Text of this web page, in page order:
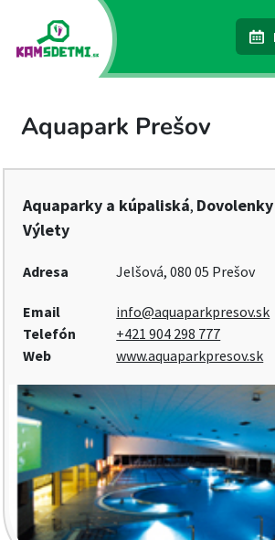
Aquapark Prešov
Aquaparky a kúpaliská,
Výlety
Adresa Jelšová, 080 05 Prešov
Email
info@aquaparkpresov.sk
Telefón
+421 904 298 777
Web
www.aquaparkpresov.sk